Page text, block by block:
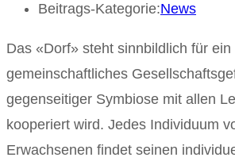
Beitrags-Kategorie:News
Das «Dorf» steht sinnbildlich für ein
gemeinschaftliches
gegenseitiger Symbiose mit allen
kooperiert wird. Jedes Individuum
Erwachsenen findet seinen